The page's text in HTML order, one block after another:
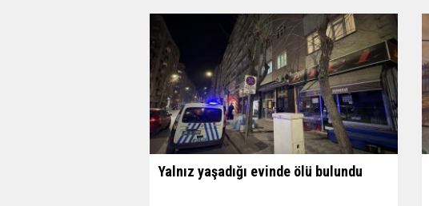
Yalnız yaşadığı evinde ölü bulundu